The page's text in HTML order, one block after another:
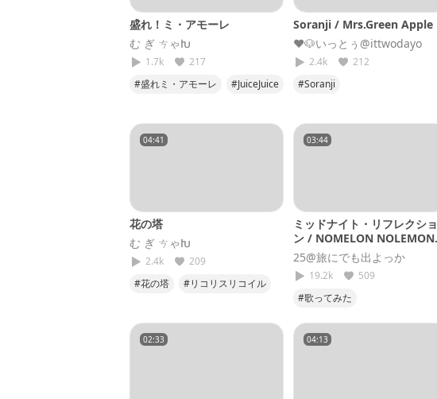
盛れ！ミ・アモーレ
む ぎ ㄘゃԽ
1.7k
217
#盛れミ・アモーレ
#JuiceJuice
Soranji / Mrs.Green Apple
♥🐶いっとぅ@ittwodayo
2.4k
212
#Soranji
#歌ってみた
04:41
花の塔
む ぎ ㄘゃԽ
2.4k
209
#花の塔
#リコリスリコイル
03:44
ミッドナイト・リフレクショ
ン / NOMELON NOLEMON
(cover)
25@旅にでも出よっか
19.2k
509
#歌ってみた
#機動戦士Gundam
02:33 04:13